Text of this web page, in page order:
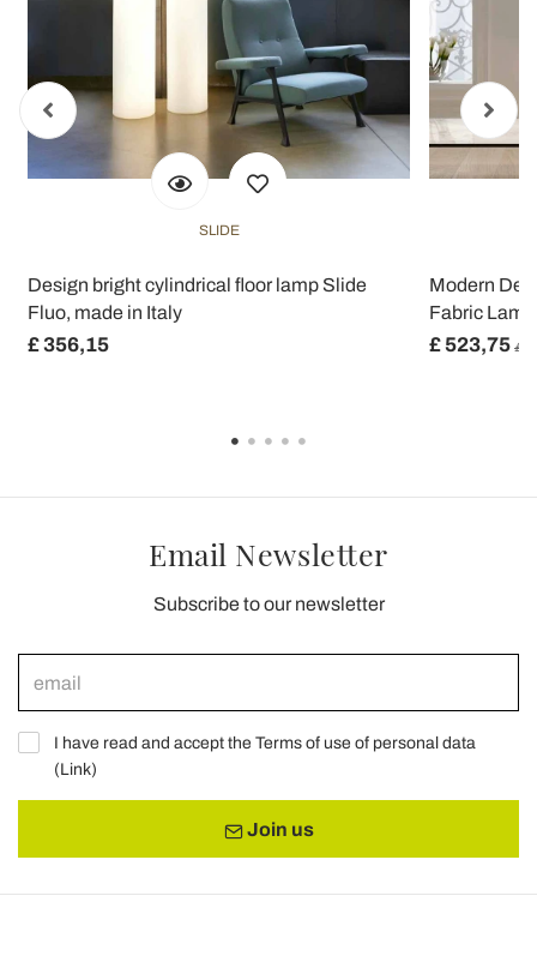
SLIDE
Design bright cylindrical floor lamp Slide
Fluo, made in Italy
£ 356,15
Modern
Fabric
£ 523,75 £
Email Newsletter
Subscribe to our newsletter
I have read and accept the Terms of use of personal data
(Link)
Join us